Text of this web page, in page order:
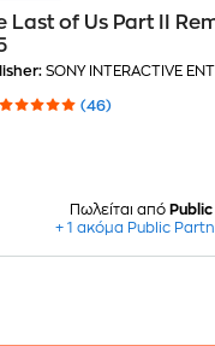
Last of Us Part II
SONY INTERACTIVE
(46)
Πωλείται από Public
+ 1 ακόμα Public